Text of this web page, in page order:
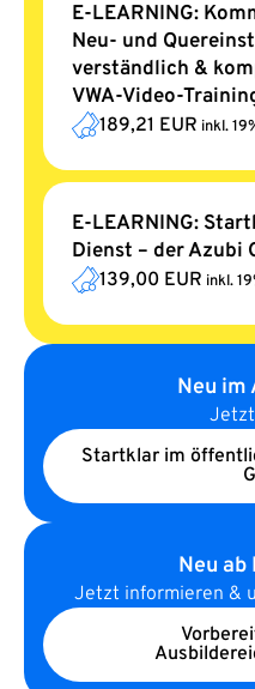
E-LEARNING:
Neu- und
verständlich &
VWA-Video-
189,21 EUR inkl.
E-LEARNING:
Dienst – der Azubi
139,00 EUR inkl.
Neu im
Startklar im
Neu
Jetzt informieren &